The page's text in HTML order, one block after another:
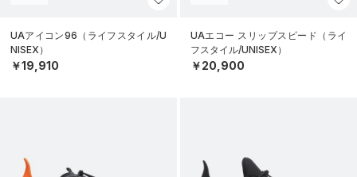
UAアイコン96（ライフスタイル/U
NISEX）
￥19,910
UAエコー スリップスピード（ライ
フスタイル/UNISEX）
￥20,900